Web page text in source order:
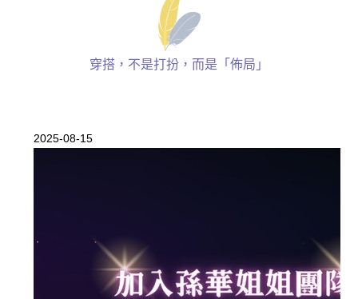
穿搭，不是打扮，而是「佈局」
2025-08-15